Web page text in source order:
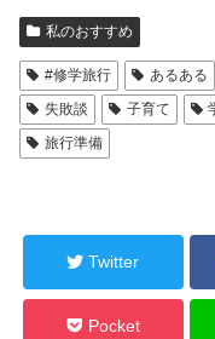
私のおすすめ
#修学旅行 あるある
失敗談
子育て
旅行準備
Twitter
Pocket